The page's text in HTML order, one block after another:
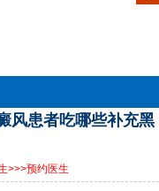
风患者吃哪些补充黑
>>>预约医生